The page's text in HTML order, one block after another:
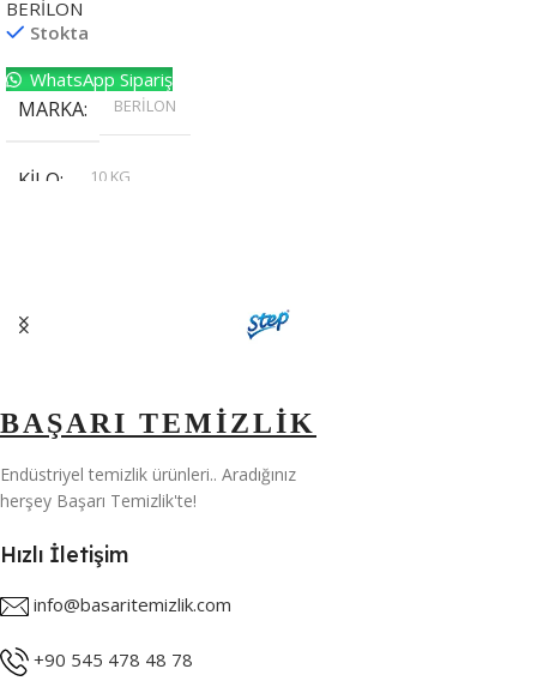
BERİLON
Stokta
WhatsApp Sipariş
MARKA BERİLON
KILO
10 KG
BAŞARI TEMİZLİK
Endüstriyel temizlik ürünleri.. Aradığınız
herşey Başarı Temizlik'te!
Hızlı İletişim
info@basaritemizlik.com
+90 545 478 48 78